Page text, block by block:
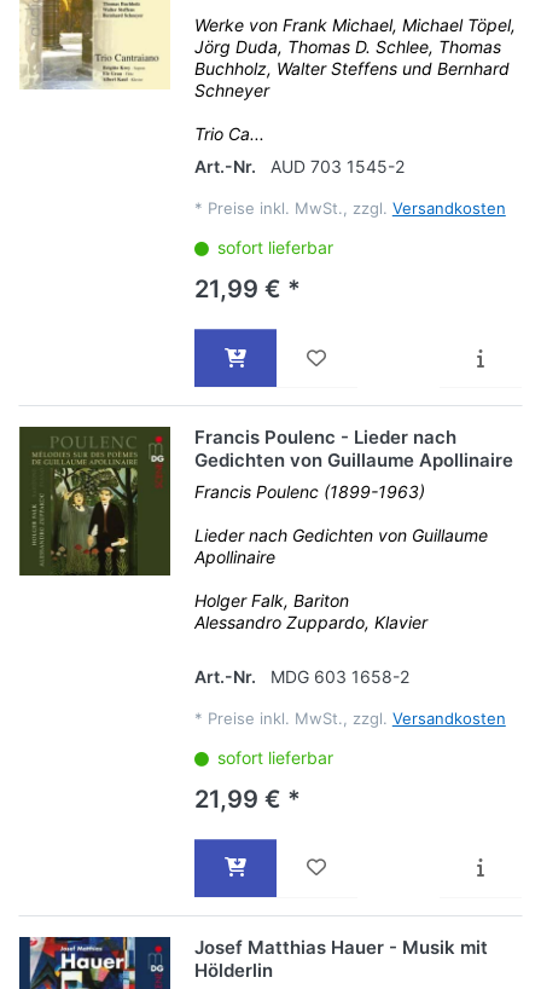
Werke von Frank Michael, Michael Töpel,
Jörg Duda, Thomas D. Schlee, Thomas
Buchholz, Walter Steffens und Bernhard
Schneyer
Trio Ca...
Art.-Nr.
AUD 703 1545-2
* Preise inkl. MwSt., zzgl. Versandkosten
sofort lieferbar
21,99 € *
Francis Poulenc - Lieder nach
Gedichten von Guillaume Apollinaire
Francis Poulenc (1899-1963)
Lieder nach Gedichten von Guillaume
Apollinaire
Holger Falk, Bariton
Alessandro Zuppardo, Klavier
Art.-Nr. MDG 603 1658-2
* Preise inkl. MwSt., zzgl. Versandkosten
sofort lieferbar
21,99 € *
Josef Matthias Hauer - Musik mit
Hölderlin